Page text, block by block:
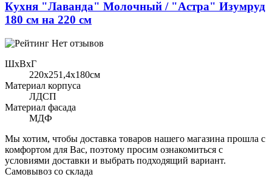
Кухня "Лаванда" Молочный / "Астра" Изумруд
180 см на 220 см
Нет отзывов
ШхВхГ
220x251,4х180см
Материал корпуса
ЛДСП
Материал фасада
МДФ
Мы хотим, чтобы доставка товаров нашего магазина прошла с
комфортом для Вас, поэтому просим ознакомиться с
условиями доставки и выбрать подходящий вариант.
Самовывоз со склада